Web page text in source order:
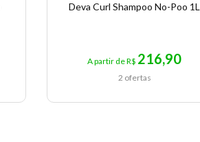
Deva Curl Shampoo No-Poo 1L
A partir de R$ 216,90
2 ofertas